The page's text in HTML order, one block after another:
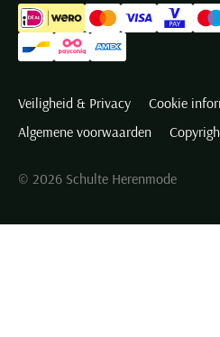
Veiligheid & Privacy Cookie
Algemene voorwaarden
© 2026 Schulte Herenmode